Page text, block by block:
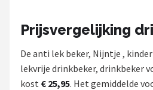
Prijsvergelijking
De anti lek beker, Nijntje ,
lekvrije drinkbeker, drinkbeker
kost € 25,95. Het gemiddelde